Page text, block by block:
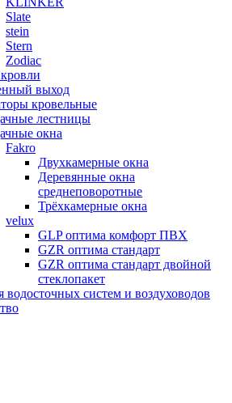
Slate
stein
Stern
Zodiac
выход
кровельные
лестницы
окна
Fakro
Двухкамерные окна
Деревянные окна
среднеповоротные
Трёхкамерные окна
velux
GLP оптима комфорт ПВХ
GZR оптима стандарт
GZR оптима стандарт двойной
стеклопакет
водосточных систем и воздуховодов